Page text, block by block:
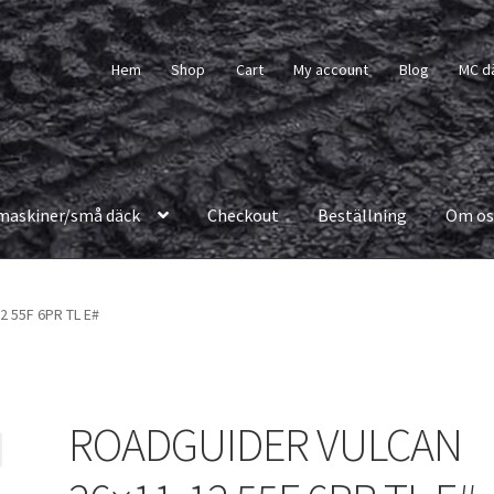
Hem Shop Cart My account Blog MC
små däck Checkout Beställning Om
55F 6PR TL E#
ROADGUIDER VULCAN